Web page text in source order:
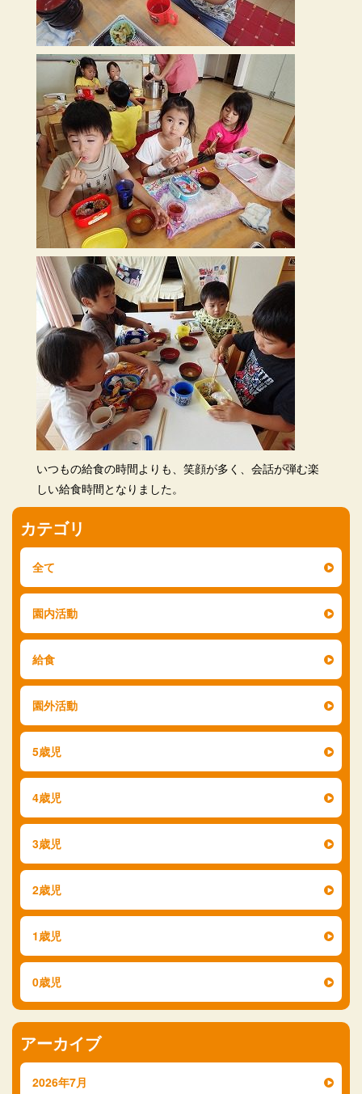
いつもの給食の時間よりも、笑顔が多く、会話が弾む楽
しい給食時間となりました。
カテゴリ
全て
園内活動
給食
園外活動
5歳児
4歳児
3歳児
2歳児
1歳児
0歳児
アーカイブ
2026年7月